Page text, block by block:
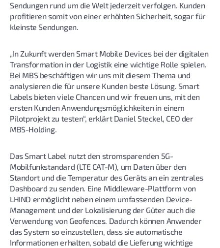
Sendungen rund um die Welt jederzeit verfolgen. Kunden
profitieren somit von einer erhöhten Sicherheit, sogar für
kleinste Sendungen.
„In Zukunft werden Smart Mobile Devices bei der digitalen
Transformation in der Logistik eine wichtige Rolle spielen.
Bei MBS beschäftigen wir uns mit diesem Thema und
analysieren die für unsere Kunden beste Lösung. Smart
Labels bieten viele Chancen und wir freuen uns, mit den
ersten Kunden Anwendungsmöglichkeiten in einem
Pilotprojekt zu testen“, erklärt Daniel Steckel, CEO der
MBS-Holding.
Das Smart Label nutzt den stromsparenden 5G-
Mobilfunkstandard (LTE CAT-M), um Daten über den
Standort und die Temperatur des Geräts an ein zentrales
Dashboard zu senden. Eine Middleware-Plattform von
LHIND ermöglicht neben einem umfassenden Device-
Management und der Lokalisierung der Güter auch die
Verwendung von Geofences. Dadurch können Anwender
das System so einzustellen, dass sie automatische
Informationen erhalten, sobald die Lieferung wichtige